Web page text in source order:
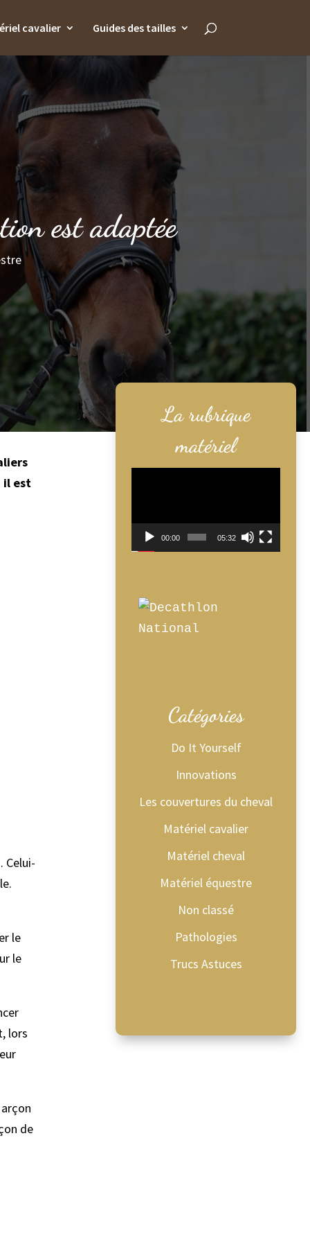
cavalier Guides des tailles
est adaptée
il est
Celui-
le
le
lors
de
La rubrique
matériel
00:00 05:32
Catégories
Do It Yourself
Innovations
Les couvertures du cheval
Matériel cavalier
Matériel cheval
Matériel équestre
Non classé
Pathologies
Trucs Astuces